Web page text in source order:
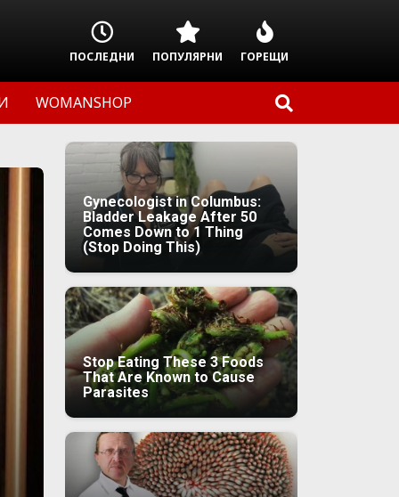
ПОСЛЕДНИ ПОПУЛЯРНИ ГОРЕЩИ
WOMANSHOP
Gynecologist in Columbus:
Bladder Leakage After 50
Comes Down to 1 Thing
(Stop Doing This)
Stop Eating These 3 Foods
That Are Known to Cause
Parasites